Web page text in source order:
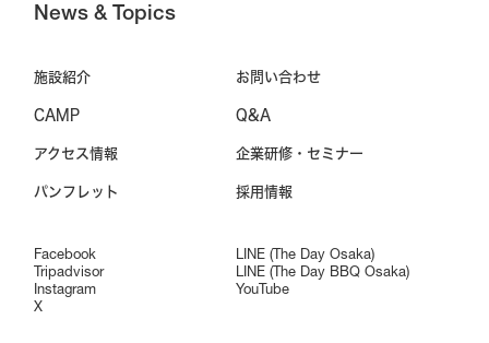
News & Topics
施設紹介
CAMP
アクセス情報
パンフレット
お問い合わせ
Q&A
企業研修・セミナー
採用情報
Facebook
LINE (The Day Osaka)
Tripadvisor
LINE (The Day BBQ Osaka)
Instagram
YouTube
X